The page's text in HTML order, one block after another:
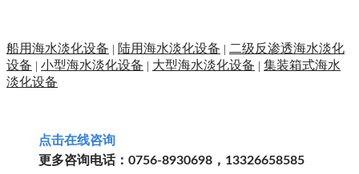
船用海水淡化设备 陆用海水淡化设备
二级反渗透海水淡化
设备
小型海水淡化设备 大型海水淡化设备
集装箱式海水
淡化设备
点击在线咨询
更多咨询电话：0756-8930698，13326658585